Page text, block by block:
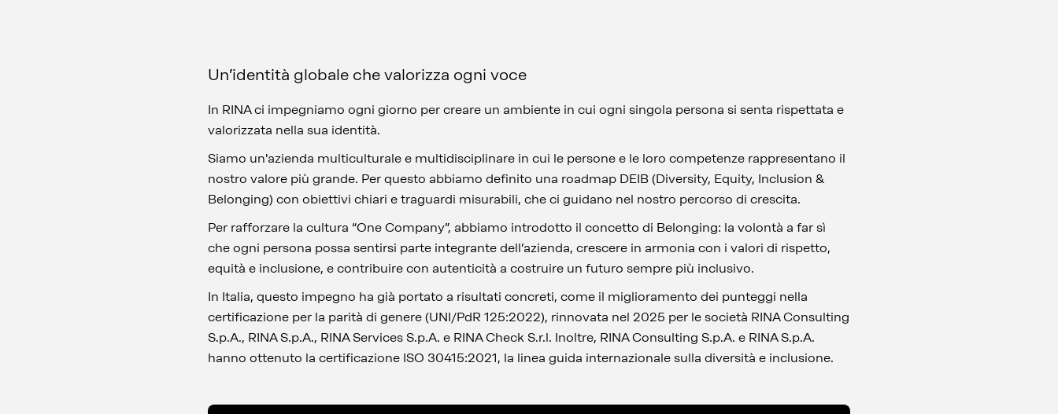
Un’identità globale che valorizza ogni voce
In RINA ci impegniamo ogni giorno per creare un ambiente in cui ogni singola persona si senta rispettata e
valorizzata nella sua identità.
Siamo un'azienda multiculturale e multidisciplinare in cui le persone e le loro competenze rappresentano il
nostro valore più grande. Per questo abbiamo definito una roadmap DEIB (Diversity, Equity, Inclusion &
Belonging) con obiettivi chiari e traguardi misurabili, che ci guidano nel nostro percorso di crescita.
Per rafforzare la cultura “One Company”, abbiamo introdotto il concetto di Belonging: la volontà a far sì
che ogni persona possa sentirsi parte integrante dell’azienda, crescere in armonia con i valori di rispetto,
equità e inclusione, e contribuire con autenticità a costruire un futuro sempre più inclusivo.
In Italia, questo impegno ha già portato a risultati concreti, come il miglioramento dei punteggi nella
certificazione per la parità di genere (UNI/PdR 125:2022), rinnovata nel 2025 per le società RINA Consulting
S.p.A., RINA S.p.A., RINA Services S.p.A. e RINA Check S.r.l. Inoltre, RINA Consulting S.p.A. e RINA S.p.A.
hanno ottenuto la certificazione ISO 30415:2021, la linea guida internazionale sulla diversità e inclusione.